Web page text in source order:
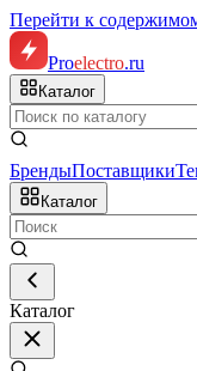
Перейти к
Proelectro.ru
Каталог
БрендыПоставщики
Каталог
Каталог